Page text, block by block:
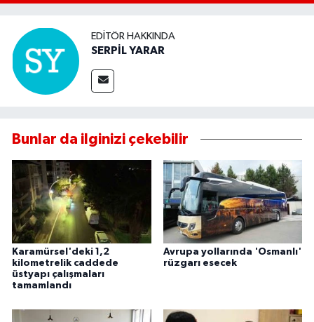
EDITÖR HAKKINDA
SERPİL YARAR
Bunlar da ilginizi çekebilir
Karamürsel'deki 1,2
kilometrelik caddede
üstyapı çalışmaları
tamamlandı
Avrupa yollarında 'Osmanlı'
rüzgarı esecek